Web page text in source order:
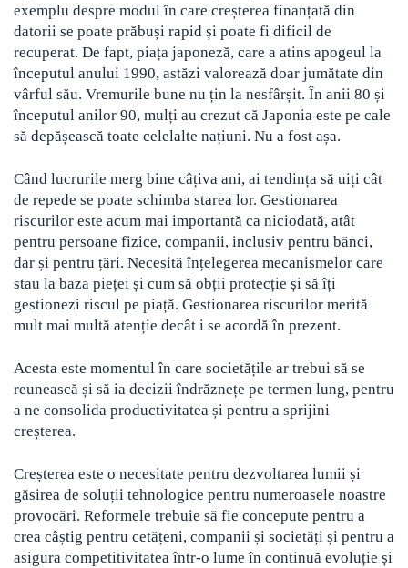
exemplu despre modul în care creșterea finanțată din
datorii se poate prăbuși rapid și poate fi dificil de
recuperat. De fapt, piața japoneză, care a atins apogeul la
începutul anului 1990, astăzi valorează doar jumătate din
vârful său. Vremurile bune nu țin la nesfârșit. În anii 80 și
începutul anilor 90, mulți au crezut că Japonia este pe cale
să depășească toate celelalte națiuni. Nu a fost așa.
Când lucrurile merg bine câțiva ani, ai tendința să uiți cât
de repede se poate schimba starea lor. Gestionarea
riscurilor este acum mai importantă ca niciodată, atât
pentru persoane fizice, companii, inclusiv pentru bănci,
dar și pentru țări. Necesită înțelegerea mecanismelor care
stau la baza pieței și cum să obții protecție și să îți
gestionezi riscul pe piață. Gestionarea riscurilor merită
mult mai multă atenție decât i se acordă în ​​prezent.
Acesta este momentul în care societățile ar trebui să se
reunească și să ia decizii îndrăznețe pe termen lung, pentru
a ne consolida productivitatea și pentru a sprijini
creșterea.
Creșterea este o necesitate pentru dezvoltarea lumii și
găsirea de soluții tehnologice pentru numeroasele noastre
provocări. Reformele trebuie să fie concepute pentru a
crea câștig pentru cetățeni, companii și societăți și pentru a
asigura competitivitatea într-o lume în continuă evoluție și